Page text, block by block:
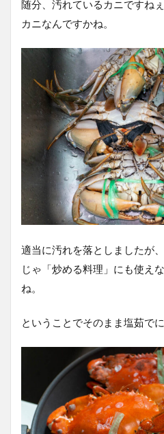
随分、汚れているカニですね
カニなんですかね。
適当に汚れを落としましたが
じゃ「炒める料理」にも使え
ね。
ということでそのまま塩茹で